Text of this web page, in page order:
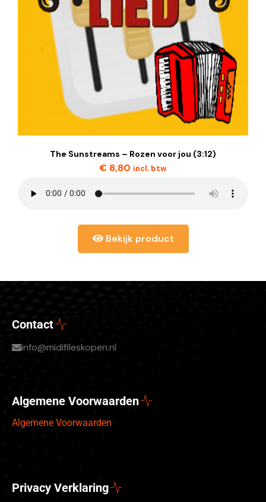
The Sunstreams – Rozen voor jou (3:12)
€ 8,80 incl. btw
Bekijk product
Contact
info@midifileskopen.nl
Algemene Voorwaarden
Algemene Voorwaarden
Privacy Verklaring